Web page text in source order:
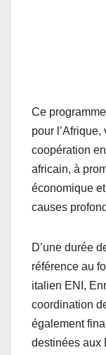
Ce
pour
coopération
africain, à
économique
causes
D’une durée
référence au
italien ENI,
coordination
également
destinées aux